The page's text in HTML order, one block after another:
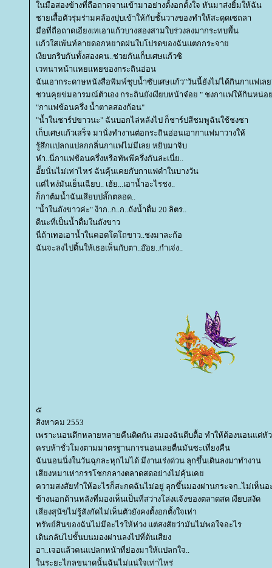
นมือสองข้างที่ถือถาดจานเข้ามาอย่างตั้งอกตั้งใจ หันมาส่งยิ้มให้ฉัน
ชายเสื้อตัวรุ่มร่ามคล้องปุบเข้าให้กับชั้นวางของทำให้สะดุดเซถลา
มือที่ถือถาดเอียงเทเอาแก้วบางสองสามใบร่วงลงมากระทบพื้น
ก้วใสเพ้นท์ลายดอกหยาดฝนใบโปรดของฉันแตกกระจา
เงียบกริบกันทั้งสองคน..ช่วยกันเก็บเศษแก้วซิ
เวทนาหน้าแหยแหยของกระถินอ่อน
ฉันเอากระดาษหนังสือพิมพ์ชุบน้ำซับเศษแก้ว"วันนี้ยังไม่ได้กินกาแฟเล
ชวนคุยข่มอารมณ์ตัวเอง กระถินยังเงียบหน้าจ๋อย " ชงกาแฟให้กินหน่อ
"กาแฟช้อนครึ่ง น้ำตาลสองก้อน"
"น้ำในชาร์ปขาวนะ" ฉันบอกไล่หลังไป ก็ชาร์ปสีชมพูฉันใช้ชงชา
เก็บเศษแก้วเสร็จ มานั่งทำงานต่อกระถินอ่อนเอากาแฟมาวางให้
รู้สึกแปลกแปลกกลิ่นกาแฟไม่มีเลย หยิบมาจิบ
ห๋า..นี่กาแฟช้อนครึ่งหรือทัพพีครึ่งกันล่ะเนี่ย..
อั้ยนั่นไม่เท่าไหร่ ฉันคุ้นเคยกับกาแฟดำในบางวัน
ต่ไหง๋มันเย็นเฉียบ.. เฮ้ย...เอาน้ำอะไรชง..
ก็กาต้มน้ำฉันเสียบปลํ๊กตลอด..
"น้ำในถังขาวค่ะ" ง้าก..ก..ก..ถังน้ำดื่ม 20 ลิตร..
ดีนะที่เป็นน้ำดื่มในถังขาว
นี่ถ้าเทอเอาน้ำในคอตโตโถขาว..ชงมาละก้อ
ฉันจะลงไปดิ้นให้เธอเห็นกับตา..อ๊อย..กำเจ่ง..
๕
สิงหาคม 2553
เพราะนอนดึกหลายหลายคืนติดกัน สมองฉันตีบตื้อ ทำให้ต้องนอนแต่หั
ครบห้าชั่วโมงตามมาตรฐานการนอนเลยตื่นมันซะเที่ยงคืน
ฉันนอนนิ่งในวันฉุกละหุกไม่ได้ มีงานเร่งด่วน ลุกขึ้นเดินลงมาทำงาน
เสียงหมาเห่ากรรโชกกลางตลาดสดอย่างไม่คุ้นเค
ความสงสัยทำให้อะไรก็สะกดฉันไม่อยู่ ลุกขึ้นมองผ่านกระจก..ไม่เห็นอ
ข้างนอกด้านหลังที่มองเห็นเป็นที่สว่างโล่งแจ้งของตลาดสด เงียบสงัด
เสียงสุนัขไม่รู้สังกัดไม่เห็นตัวยังคงตั้งอกตั้งใจเห่า
ทรัพย์สินของฉันไม่มีอะไรให้ห่วง แต่สงสัยว่ามันไม่พอใจอะไร
เดินกลับไปชั้นบนมองผ่านลงไปที่ต้นเสียง
อา..เจอแล้วคนแปลกหน้าที่ย่องมาให้แปลกใจ..
นระยะไกลขนาดนั้นฉันไม่แน่ใจเท่าไหร่